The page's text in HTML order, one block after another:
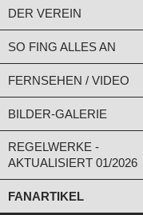
DER VEREIN
SO FING ALLES AN
FERNSEHEN / VIDEO
BILDER-GALERIE
REGELWERKE -
AKTUALISIERT 01/2026
FANARTIKEL